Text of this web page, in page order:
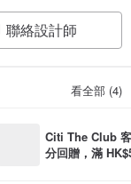
聯絡設計師
看全部 (4)
Citi The Club
分回贈，滿